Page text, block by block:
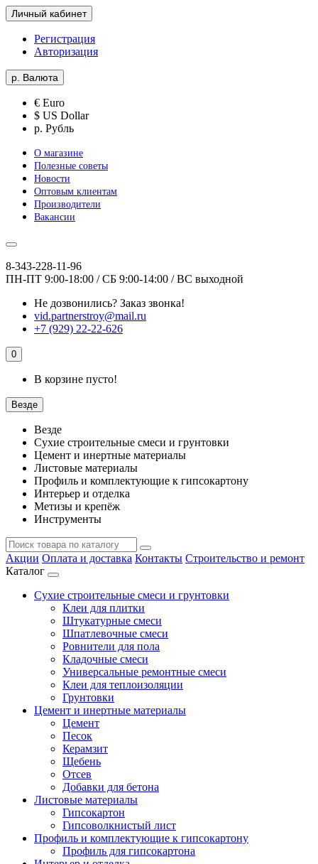
Личный кабинет
Регистрация
Авторизация
р. Валюта
€ Euro
$ US Dollar
р. Рубль
О магазине
Полезные советы
Новости
Оптовым клиентам
Производители
Вакансии
8-343-228-11-96
ПН-ПТ 9:00-18:00 / СБ 9:00-14:00 / ВС выходной
Не дозвонились? Заказ звонка!
vid.partnerstroy@mail.ru
+7 (929) 22-22-626
0
В корзине пусто!
Везде
Везде
Сухие строительные смеси и грунтовки
Цемент и инертные материалы
Листовые материалы
Профиль и комплектующие к гипсокартону
Интерьер и отделка
Метизы и крепёж
Инструменты
Акции Оплата и доставка Контакты Строительство и ремонт
Каталог
Сухие строительные смеси и грунтовки
Клеи для плитки
Штукатурные смеси
Шпатлевочные смеси
Ровнители для пола
Кладочные смеси
Универсальные ремонтные смеси
Клеи для теплоизоляции
Грунтовки
Цемент и инертные материалы
Цемент
Песок
Керамзит
Щебень
Отсев
Добавки для бетона
Листовые материалы
Гипсокартон
Гипсоволкнистый лист
Профиль и комплектующие к гипсокартону
Профиль для гипсокартона